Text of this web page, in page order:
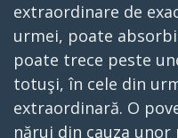
extraordinare de
urmei, poate
poate trece peste
totuşi, în cele din
extraordinară. O
nărui din cauza